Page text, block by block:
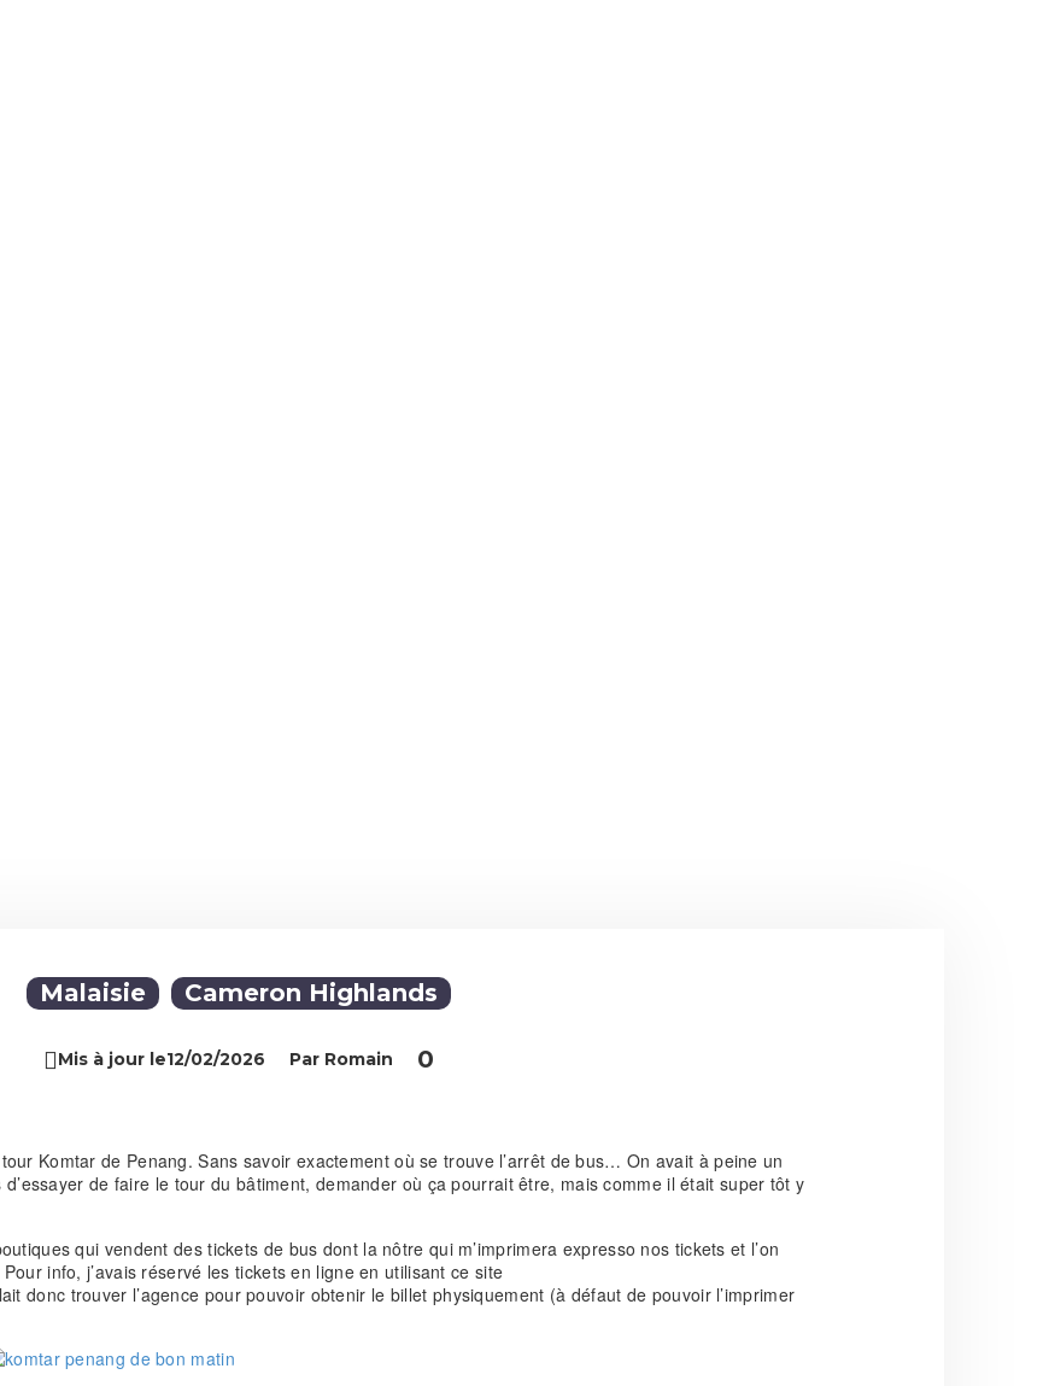
Malaisie Cameron Highlands
Mis à jour le12/02/2026 Par Romain 0
Komtar de Penang. Sans savoir exactement où se trouve l’arrêt de bus… On avait à peine un
de faire le tour du bâtiment, demander où ça pourrait être, mais comme il était super tôt y
qui vendent des tickets de bus dont la nôtre qui m’imprimera expresso nos tickets et l’on
info, j’avais réservé les tickets en ligne en utilisant ce site
donc trouver l’agence pour pouvoir obtenir le billet physiquement (à défaut de pouvoir l’imprimer